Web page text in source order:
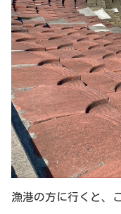
漁港の方に行くと、